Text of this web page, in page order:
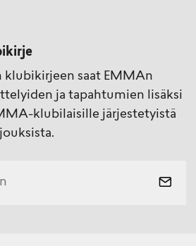
klubikirjeen saat EMMAn
ja tapahtumien lisäksi
klubilaisille järjestetyistä